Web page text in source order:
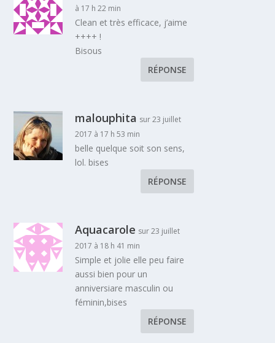
à 17 h 22 min
Clean et très efficace, j’aime
++++ !
Bisous
RÉPONSE
malouphita sur 23 juillet
2017 à 17 h 53 min
belle quelque soit son sens,
lol. bises
RÉPONSE
Aquacarole sur 23 juillet
2017 à 18 h 41 min
Simple et jolie elle peu faire
aussi bien pour un
anniversiare masculin ou
féminin,bises
RÉPONSE